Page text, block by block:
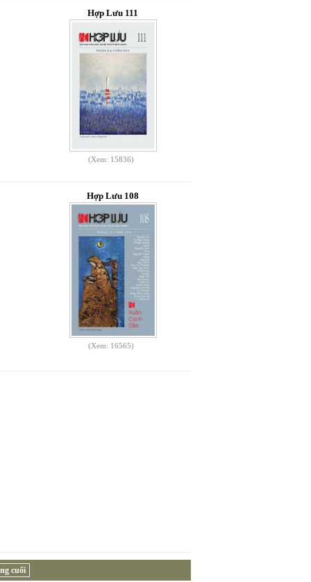
Hợp Lưu 111
(Xem: 15836)
Hợp Lưu 108
(Xem: 16565)
cuối